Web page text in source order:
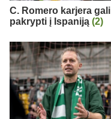
C. Romero karjera gali
pakrypti į Ispaniją (2)